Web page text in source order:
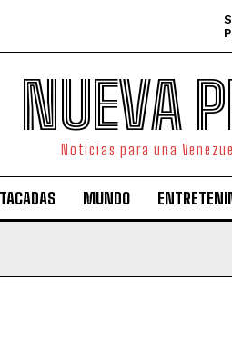
NUEVA
Noticias para una
MUNDO